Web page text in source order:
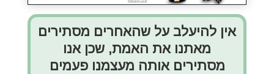
אין להיעלב על שהאחרים מסתירים
מאתנו את האמת, שכן אנו
מסתירים אותה מעצמנו פעמים